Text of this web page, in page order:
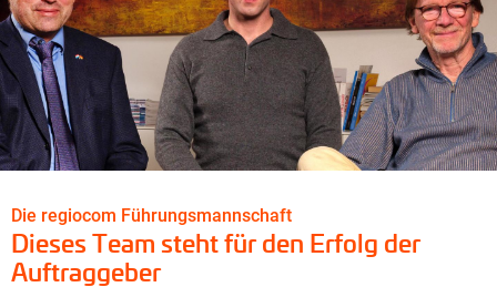
Die regiocom Führungsmannschaft
Dieses Team steht für den Erfolg der
Auftraggeber